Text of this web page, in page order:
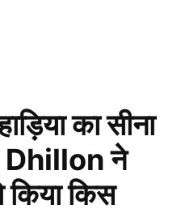
का सीना
Dhillon ने
किया किस